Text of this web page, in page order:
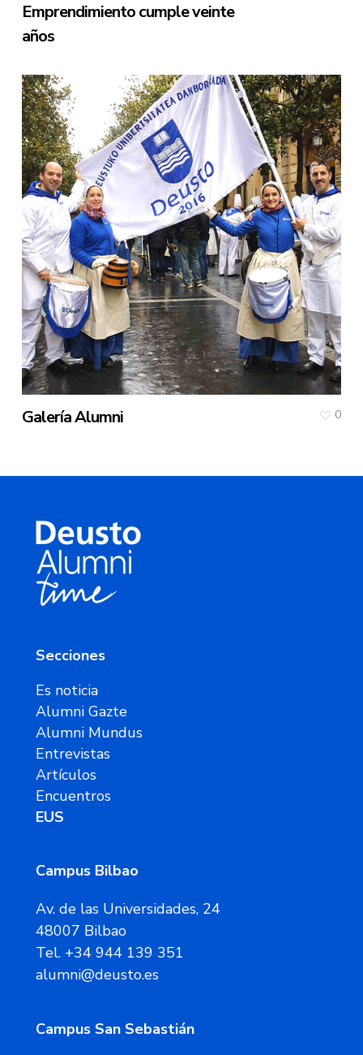
Emprendimiento cumple veinte
años
Galería Alumni 0
Secciones
Es noticia
Alumni Gazte
Alumni Mundus
Entrevistas
Artículos
Encuentros
EUS
Campus Bilbao
Av. de las Universidades, 24
48007 Bilbao
Tel. +34 944 139 351
alumni@deusto.es
Campus San Sebastián